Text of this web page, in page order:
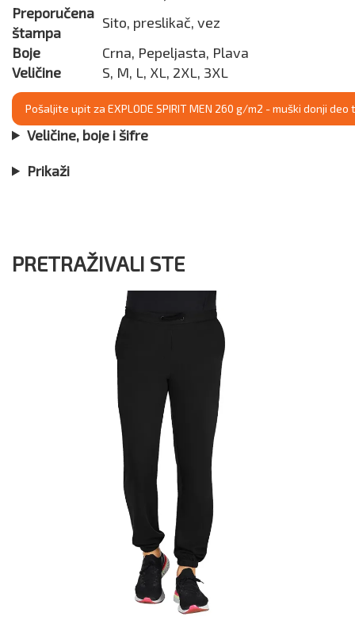
Preporučena
štampa
Sito, preslikač, vez
Boje
Crna, Pepeljasta, Plava
Veličine
S, M, L, XL, 2XL, 3XL
Pošaljite upit za EXPLODE SPIRIT MEN 260 g/m2 - muški donji
Veličine, boje i šifre
Prikaži
PRETRAŽIVALI STE